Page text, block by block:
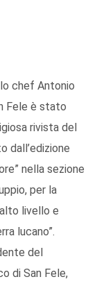
lo chef Antonio
Fele è stato
rivista del
dall’edizione
nella sezione
per la
livello e
lucano”.
del
di San Fele,